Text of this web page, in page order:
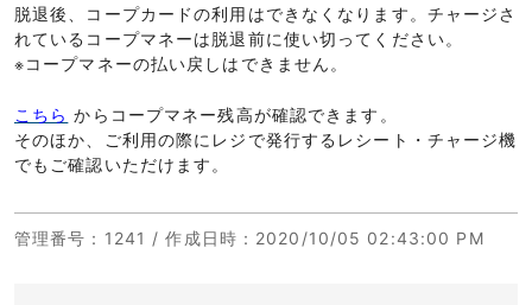
脱退後、コープカードの利用はできなくなります。チャージさ
れているコープマネーは脱退前に使い切ってください。
※コープマネーの払い戻しはできません。
こちら からコープマネー残高が確認できます。
そのほか、ご利用の際にレジで発行するレシート・チャージ機
でもご確認いただけます。
管理番号 ：1241 /作成日時 ：2020/10/05 02:43:00 PM